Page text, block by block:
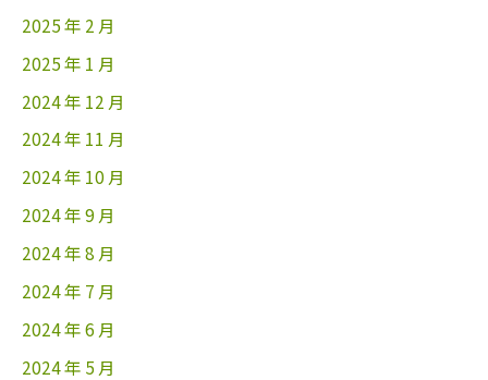
2025 年 2 月
2025 年 1 月
2024 年 12 月
2024 年 11 月
2024 年 10 月
2024 年 9 月
2024 年 8 月
2024 年 7 月
2024 年 6 月
2024 年 5 月